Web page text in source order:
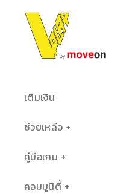
เติมเงิน
ช่วยเหลือ
คู่มือเกม
คอมมูนิตี้